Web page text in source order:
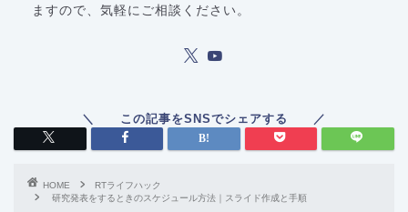
ますので、気軽にご相談ください。
HOME
RTライフハック
研究発表をするときのスケジュール方法｜スライド作成と手順